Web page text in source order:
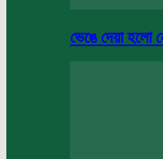
ভেঙে দেয়া হলো